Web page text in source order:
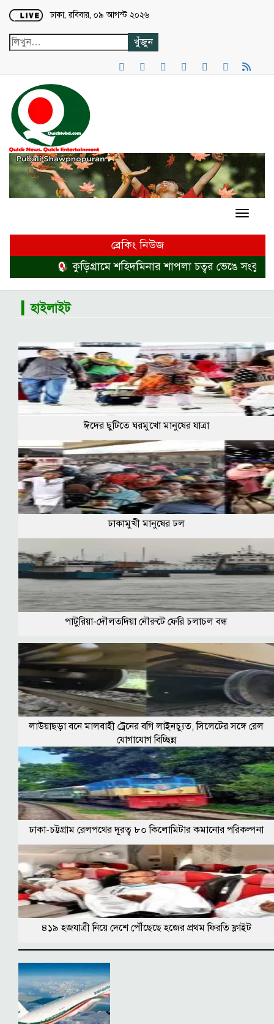
Loading...
ঢাকা, রবিবার, ০৯ আগস্ট ২০২৬
ব্রেকিং নিউজ
কুড়িগ্রামে শহিদমিনার শাপলা চত্বর ভেঙে সংকুচিত
▎হাইলাইট
ঈদের ছুটিতে ঘরমুখো মানুষের যাত্রা
ঢাকামুখী মানুষের ঢল
পাটুরিয়া-দৌলতদিয়া নৌরুটে ফেরি চলাচল বন্ধ
লাউয়াছড়া বনে মালবাহী ট্রেনের বগি লাইনচ্যুত, সিলেটের সঙ্গে রেল
যোগাযোগ বিচ্ছিন্ন
ঢাকা-চট্টগ্রাম রেলপথের দূরত্ব ৮০ কিলোমিটার কমানোর পরিকল্পনা
৪১৯ হজযাত্রী নিয়ে দেশে পৌঁছেছে হজের প্রথম ফিরতি ফ্লাইট